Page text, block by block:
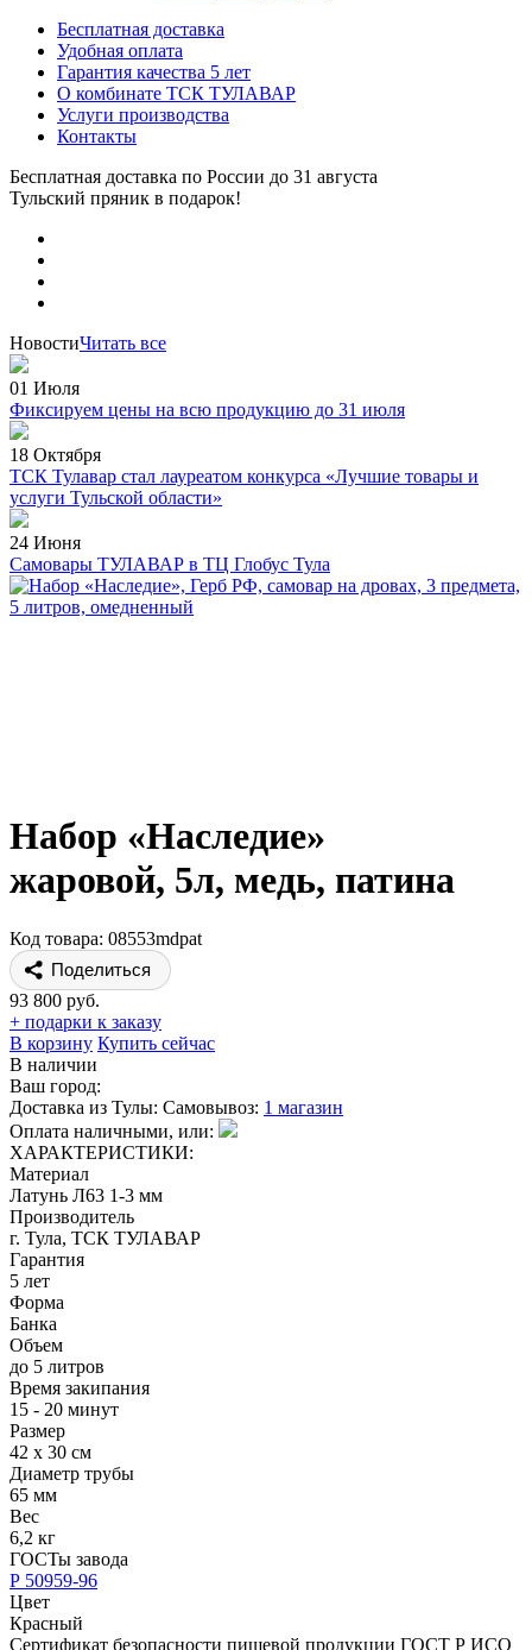
Бесплатная доставка
Удобная оплата
Гарантия качества 5 лет
О комбинате ТСК ТУЛАВАР
Услуги производства
Контакты
Бесплатная доставка по России до 31 августа
Тульский пряник в подарок!
НовостиЧитать все
01 Июля
Фиксируем цены на всю продукцию до 31 июля
18 Октября
ТСК Тулавар стал лауреатом конкурса «Лучшие товары и
услуги Тульской области»
24 Июня
Самовары ТУЛАВАР в ТЦ Глобус Тула
Набор «Наследие»
жаровой, 5л, медь, патина
Код товара: 08553mdpat
Поделиться
93 800 руб.
+ подарки к заказу
В корзину Купить сейчас
В наличии
Ваш город:
Доставка из Тулы: Самовывоз: 1 магазин
Оплата наличными, или:
ХАРАКТЕРИСТИКИ:
Материал
Латунь Л63 1-3 мм
Производитель
г. Тула, ТСК ТУЛАВАР
Гарантия
5 лет
Форма
Банка
Объем
до 5 литров
Время закипания
15 - 20 минут
Размер
42 х 30 см
Диаметр трубы
65 мм
Вес
6,2 кг
ГОСТы завода
Р 50959-96
Цвет
Красный
Сертификат безопасности пищевой продукции ГОСТ Р ИСО